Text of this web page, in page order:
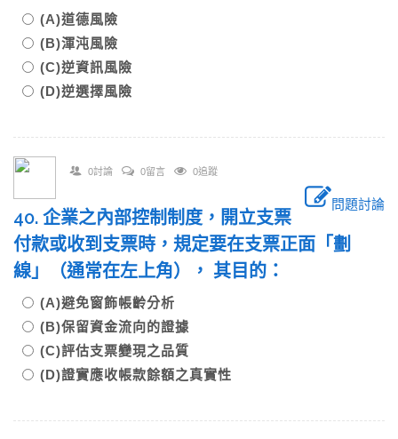
(A)道德風險
(B)渾沌風險
(C)逆資訊風險
(D)逆選擇風險
0討論 0留言 0追蹤
問題討論
40. 企業之內部控制制度，開立支票
付款或收到支票時，規定要在支票正面「劃
線」（通常在左上角）， 其目的：
(A)避免窗飾帳齡分析
(B)保留資金流向的證據
(C)評估支票變現之品質
(D)證實應收帳款餘額之真實性